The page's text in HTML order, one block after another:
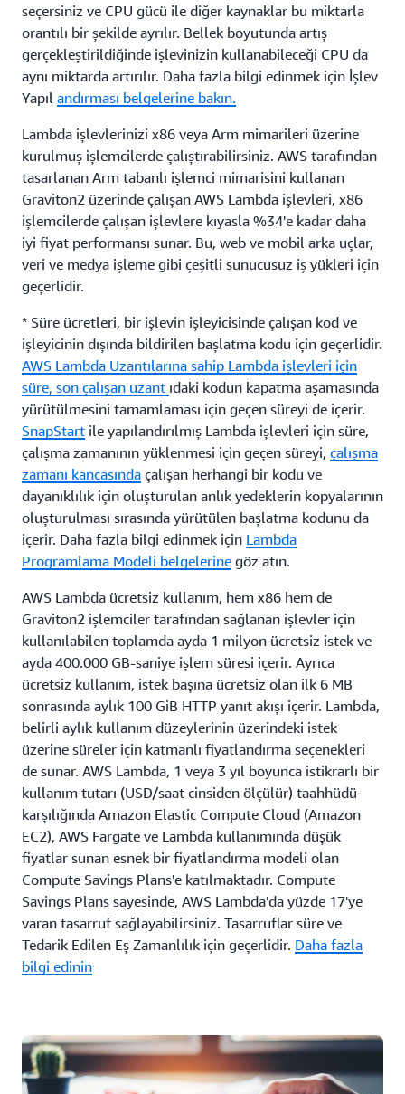
seçersiniz ve CPU gücü ile diğer kaynaklar bu miktarla
orantılı bir şekilde ayrılır. Bellek boyutunda artış
gerçekleştirildiğinde işlevinizin kullanabileceği CPU da
aynı miktarda artırılır. Daha fazla bilgi edinmek için İşlev
Yapıl andırması belgelerine bakın.
Lambda işlevlerinizi x86 veya Arm mimarileri üzerine
kurulmuş işlemcilerde çalıştırabilirsiniz. AWS tarafından
tasarlanan Arm tabanlı işlemci mimarisini kullanan
Graviton2 üzerinde çalışan AWS Lambda işlevleri, x86
işlemcilerde çalışan işlevlere kıyasla %34'e kadar daha
iyi fiyat performansı sunar. Bu, web ve mobil arka uçlar,
veri ve medya işleme gibi çeşitli sunucusuz iş yükleri için
geçerlidir.
* Süre ücretleri, bir işlevin işleyicisinde çalışan kod ve
işleyicinin dışında bildirilen başlatma kodu için geçerlidir.
AWS Lambda Uzantılarına sahip Lambda işlevleri için
süre, son çalışan uzant ıdaki kodun kapatma aşamasında
yürütülmesini tamamlaması için geçen süreyi de içerir.
SnapStart ile yapılandırılmış Lambda işlevleri için süre,
çalışma zamanının yüklenmesi için geçen süreyi, çalışma
zamanı kancasında çalışan herhangi bir kodu ve
dayanıklılık için oluşturulan anlık yedeklerin kopyalarının
oluşturulması sırasında yürütülen başlatma kodunu da
içerir. Daha fazla bilgi edinmek için Lambda
Programlama Modeli belgelerine göz atın.
AWS Lambda ücretsiz kullanım, hem x86 hem de
Graviton2 işlemciler tarafından sağlanan işlevler için
kullanılabilen toplamda ayda 1 milyon ücretsiz istek ve
ayda 400.000 GB-saniye işlem süresi içerir. Ayrıca
ücretsiz kullanım, istek başına ücretsiz olan ilk 6 MB
sonrasında aylık 100 GiB HTTP yanıt akışı içerir. Lambda,
belirli aylık kullanım düzeylerinin üzerindeki istek
üzerine süreler için katmanlı fiyatlandırma seçenekleri
de sunar. AWS Lambda, 1 veya 3 yıl boyunca istikrarlı bir
kullanım tutarı (USD/saat cinsiden ölçülür) taahhüdü
karşılığında Amazon Elastic Compute Cloud (Amazon
EC2), AWS Fargate ve Lambda kullanımında düşük
fiyatlar sunan esnek bir fiyatlandırma modeli olan
Compute Savings Plans'e katılmaktadır. Compute
Savings Plans sayesinde, AWS Lambda'da yüzde 17'ye
varan tasarruf sağlayabilirsiniz. Tasarruflar süre ve
Tedarik Edilen Eş Zamanlılık için geçerlidir. Daha fazla
bilgi edinin